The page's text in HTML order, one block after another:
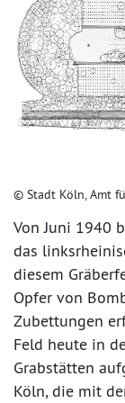
© Stadt Köln, Amt
Von Juni 1940
das
diesem
Opfer von
Zubettungen
Feld heute in
Grabstätten
Köln, die mit